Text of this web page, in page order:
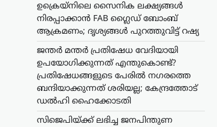
ഉക്രെയ്നിലെ സൈനിക ലക്ഷ്യങ്ങൾ
നിരപ്പാക്കാൻ FAB ഗ്ലൈഡ് ബോംബ്
ആക്രമണം; ദൃശ്യങ്ങൾ പുറത്തുവിട്ട് റഷ്യ
ജന്തർ മന്തർ പ്രതിഷേധ വേദിയായി
ഉപയോഗിക്കുന്നത് എന്തുകൊണ്ട്?
പ്രതിഷേധങ്ങളുടെ പേരിൽ നഗരത്തെ
ബന്ദിയാക്കുന്നത് ശരിയല്ല; കേന്ദ്രത്തോട്
ഡൽഹി ഹൈക്കോടതി
സിജെപിയ്ക്ക് ലഭിച്ച ജനപിന്തുണ